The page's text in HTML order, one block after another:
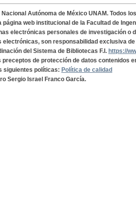
Autónoma de México UNAM. Todos
página web institucional de la Facultad de
electrónicas personales de investigación o
electrónicas, son responsabilidad exclusiva
del Sistema de Bibliotecas F.I. https://
preceptos de protección de datos contenidos
siguientes políticas: Política de calidad
Sergio Israel Franco García.